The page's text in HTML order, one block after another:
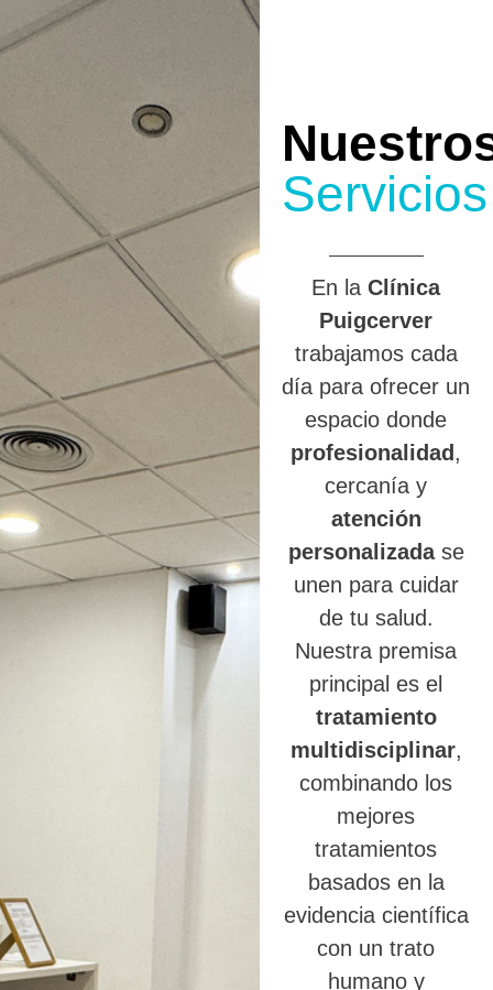
Servicios
En laClínica
Puigcerver
trabajamos cada
día para ofrecer un
espacio donde
profesionalidad ,
cercanía y
atención
personalizadase
unen para cuidar
de tu salud.
Nuestra premisa
principal es el
tratamiento
multidisciplinar,
combinando los
mejores
tratamientos
basados en la
evidencia científica
con un trato
humano y